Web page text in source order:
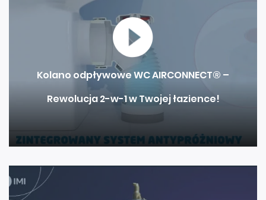
Kolano odpływowe WC AIRCONNECT® –
Rewolucja 2-w-1 w Twojej łazience!